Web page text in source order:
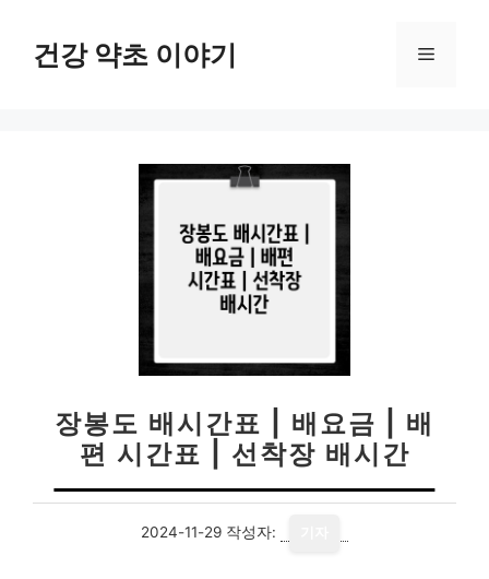
건강 약초 이야기 메
장봉도 배시간표 | 배요금 | 배
편 시간표 | 선착장 배시간
2024-11-29 작성자: